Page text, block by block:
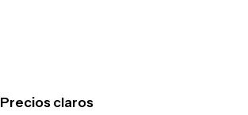
Precios claros